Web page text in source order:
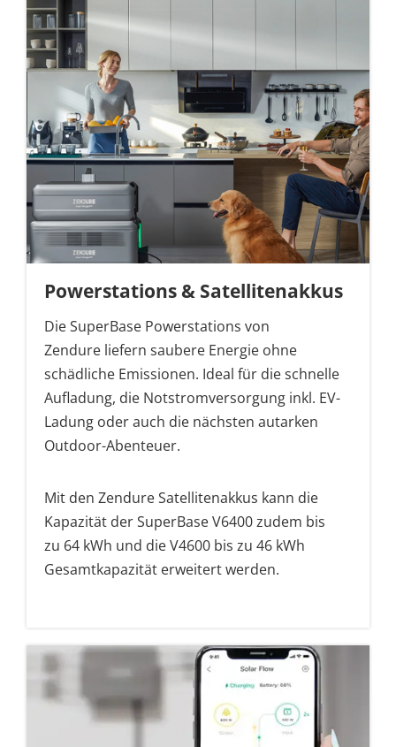
Powerstations & Satellitenakkus
Die SuperBase Powerstations von
Zendure liefern saubere Energie ohne
schädliche Emissionen. Ideal für die schnelle
Aufladung, die Notstromversorgung inkl. EV-
Ladung oder auch die nächsten autarken
Outdoor-Abenteuer.
Mit den Zendure Satellitenakkus kann die
Kapazität der SuperBase V6400 zudem bis
zu 64 kWh und die V4600 bis zu 46 kWh
Gesamtkapazität erweitert werden.